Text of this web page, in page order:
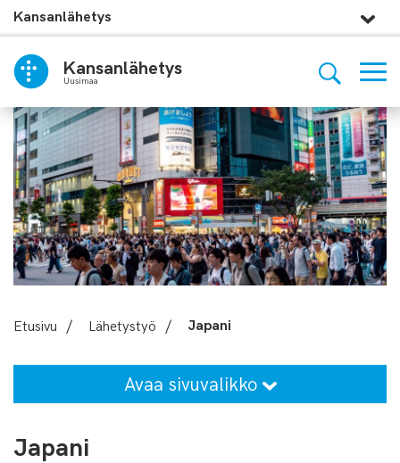
Kansanlähetys
Uusimaa
Kansanlähetys
Etusivu / Lähetystyö / Japani
Avaa sivuvalikko
Japani